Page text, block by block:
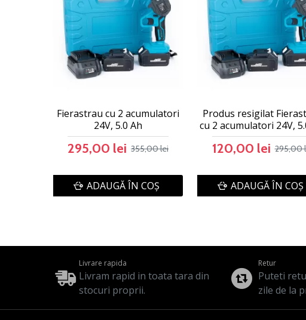
Fierastrau cu 2 acumulatori
24V, 5.0 Ah
295,00 lei 355,00 lei
ADAUGĂ ÎN COŞ
Produs resigilat
cu 2 acumulatori 24V,
120,00 lei 295,00
ADAUGĂ ÎN COŞ
Livrare rapida
Livram rapid in toata tara din
stocuri proprii.
Retur
Puteti
zile de la